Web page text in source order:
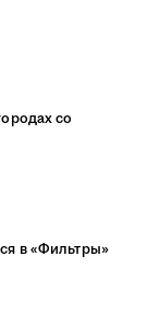
со
в «Фильтры»